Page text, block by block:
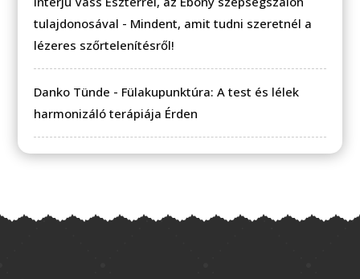
tulajdonosával - Mindent, amit tudni szeretnél a
lézeres szőrtelenítésről!
Danko Tünde - Fülakupunktúra: A test és lélek
harmonizáló terápiája Érden